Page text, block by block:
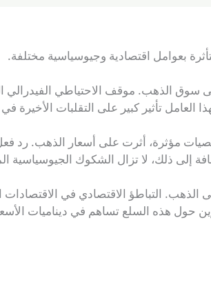
سوق الذهب. موقف الاحتياطي الفيدرالي
تأثير كبير على التقلبات الأخيرة في
مؤثرة، أثرت على أسعار الذهب. رد
إلى ذلك، لا تزال الشكوك الجيوسياسية
التباطؤ الاقتصادي في الاقتصادات
هذه السلع تساهم في ديناميات